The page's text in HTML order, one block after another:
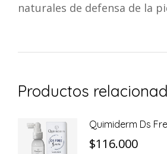
naturales de defensa de la
Productos
Quimiderm Ds
$116.000